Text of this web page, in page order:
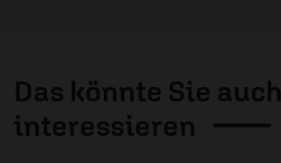
Das könnte Sie auch
interessieren